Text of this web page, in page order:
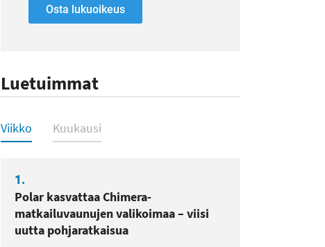
Osta lukuoikeus
Luetuimmat
Luetuimmat
Viikko Kuukausi
1.
Polar kasvattaa Chimera-
matkailuvaunujen valikoimaa – viisi
uutta pohjaratkaisua